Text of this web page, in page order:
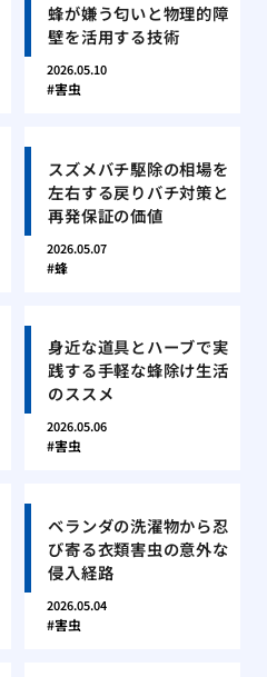
蜂が嫌う匂いと物理的障
壁を活用する技術
2026.05.10
害虫
スズメバチ駆除の相場を
左右する戻りバチ対策と
再発保証の価値
2026.05.07
蜂
身近な道具とハーブで実
践する手軽な蜂除け生活
のススメ
2026.05.06
害虫
ベランダの洗濯物から忍
び寄る衣類害虫の意外な
侵入経路
2026.05.04
害虫